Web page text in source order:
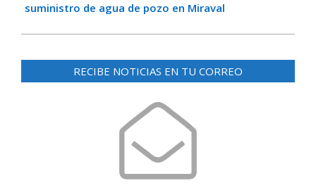
suministro de agua de pozo en Miraval
RECIBE NOTICIAS EN TU CORREO